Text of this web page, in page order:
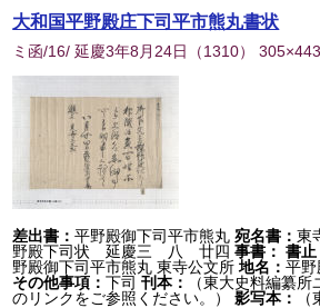
大和国平野殿庄下司平市熊丸書状
ミ函/16/ 延慶3年8月24日 （1310）
差出書：平野殿御下司平市熊丸 宛名書：東
野殿下司状 延慶三 八 廿四 事書： 書止
野殿御下司平市熊丸 東寺公文所 地名：平
その他事項：下司刊本：
（東大史料編纂
のリンクをご参照ください。）
影写本：